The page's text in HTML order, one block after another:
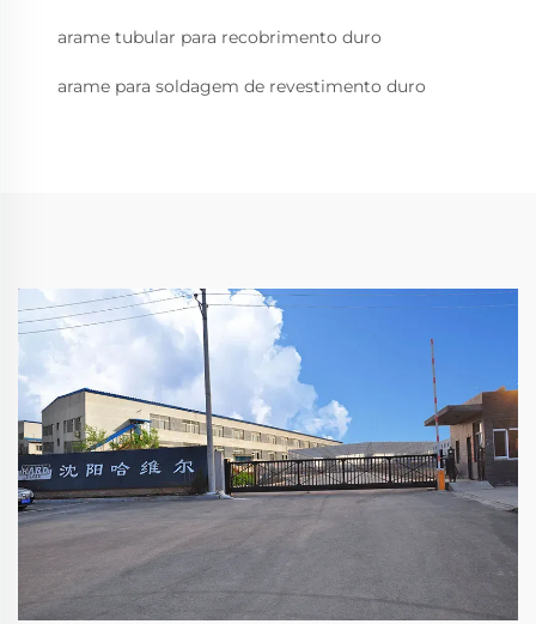
arame tubular para recobrimento duro
arame para soldagem de revestimento duro